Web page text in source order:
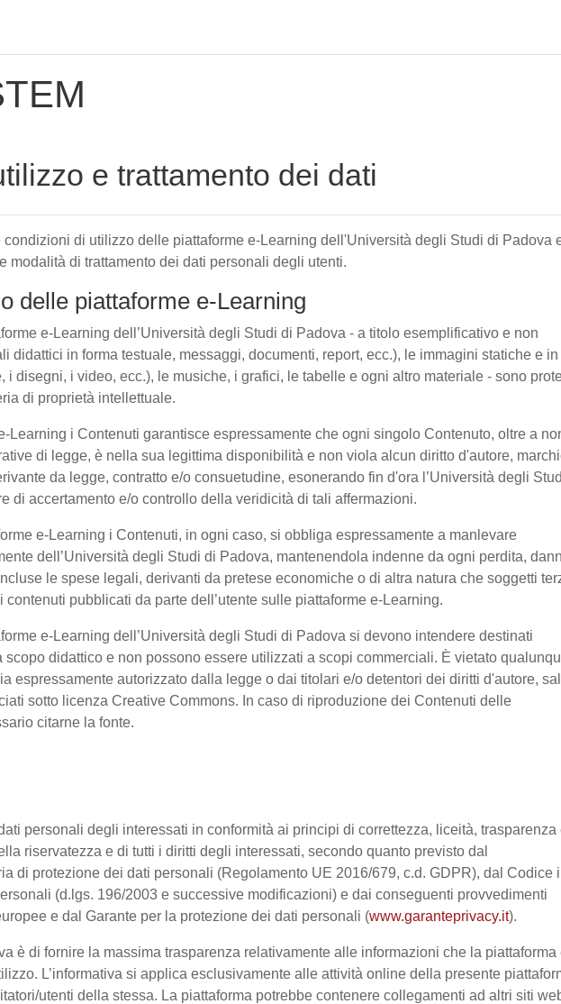
e trattamento dei dati
di utilizzo delle piattaforme e-Learning dell'Università degli Studi di Padova
modalità di trattamento dei dati personali degli utenti.
delle piattaforme e-Learning
e-Learning dell’Università degli Studi di Padova - a titolo esemplificativo e non
didattici in forma testuale, messaggi, documenti, report, ecc.), le immagini statiche e in
i disegni, i video, ecc.), le musiche, i grafici, le tabelle e ogni altro materiale - sono
di proprietà intellettuale.
Learning i Contenuti garantisce espressamente che ogni singolo Contenuto, oltre a
di legge, è nella sua legittima disponibilità e non viola alcun diritto d'autore,
da legge, contratto e/o consuetudine, esonerando fin d'ora l’Università degli
di accertamento e/o controllo della veridicità di tali affermazioni.
e-Learning i Contenuti, in ogni caso, si obbliga espressamente a manlevare
dell’Università degli Studi di Padova, mantenendola indenne da ogni perdita,
le spese legali, derivanti da pretese economiche o di altra natura che soggetti
pubblicati da parte dell’utente sulle piattaforme e-Learning.
e-Learning dell’Università degli Studi di Padova si devono intendere destinati
didattico e non possono essere utilizzati a scopi commerciali. È vietato
espressamente autorizzato dalla legge o dai titolari e/o detentori dei diritti d'autore,
sotto licenza Creative Commons. In caso di riproduzione dei Contenuti delle
citarne la fonte.
personali degli interessati in conformità ai principi di correttezza, liceità, trasparenza
riservatezza e di tutti i diritti degli interessati, secondo quanto previsto dal
di protezione dei dati personali (Regolamento UE 2016/679, c.d. GDPR), dal Codice
(d.lgs. 196/2003 e successive modificazioni) e dai conseguenti provvedimenti
e dal Garante per la protezione dei dati personali (www.garanteprivacy.it).
è di fornire la massima trasparenza relativamente alle informazioni che la piattaforma
L’informativa si applica esclusivamente alle attività online della presente
utenti della stessa. La piattaforma potrebbe contenere collegamenti ad altri siti